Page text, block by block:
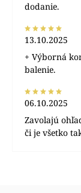
dodanie.
13.10.2025
+ Výborná
balenie.
06.10.2025
Zavolajú
či je všetko